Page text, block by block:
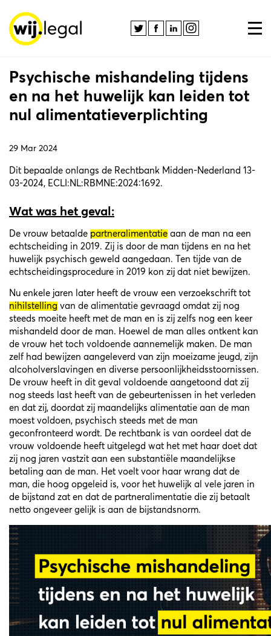
Psychische mishandeling tijdens
en na het huwelijk kan leiden tot
nul alimentatieverplichting
29 Mar 2024
Dit bepaalde onlangs de Rechtbank Midden-Nederland 13-
03-2024, ECLI:NL:RBMNE:2024:1692.
Wat was het geval:
De vrouw betaalde partneralimentatie aan de man na een
echtscheiding in 2019. Zij is door de man tijdens en na het
huwelijk psychisch geweld aangedaan. Ten tijde van de
echtscheidingsprocedure in 2019 kon zij dat niet bewijzen.
Nu enkele jaren later heeft de vrouw een verzoekschrift tot
nihilstelling van de alimentatie gevraagd omdat zij nog
steeds moeite heeft met de man en is zij zelfs nog een keer
mishandeld door de man. Hoewel de man alles ontkent kan
de vrouw het toch voldoende aannemelijk maken. De man
zelf had bewijzen aangeleverd van zijn moeizame jeugd, zijn
alcoholverslavingen en diverse persoonlijkheidsstoornissen.
De vrouw heeft in dit geval voldoende aangetoond dat zij
nog steeds last heeft van de gebeurtenissen in het verleden
en dat zij, doordat zij maandelijks alimentatie aan de man
moest voldoen, psychisch steeds met de man
geconfronteerd wordt. De rechtbank is van oordeel dat de
vrouw voldoende heeft uitgelegd wat het met haar doet dat
zij nog jaren vastzit aan een substantiële maandelijkse
betaling aan de man. Het voelt voor haar wrang dat de
man, die hoog opgeleid is, voor het huwelijk al vele jaren in
de bijstand zat en dat de partneralimentatie die zij betaalt
netto ongeveer gelijk is aan de bijstandsnorm.